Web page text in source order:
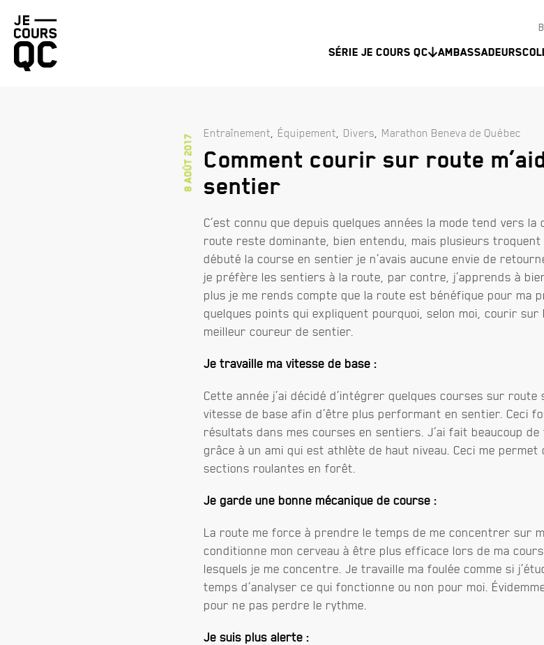
Retourner
la
Série Je Cours QC Ambassadeurs
8 août 2017
Entraînement Équipement Divers Marathon Beneva de Québec
Comment courir sur route
sentier
C’est connu que depuis quelques années la mode tend vers
route reste dominante, bien entendu, mais plusieurs troquent
débuté la course en sentier je n’avais aucune envie de
je préfère les sentiers à la route, par contre, j’apprends à
plus je me rends compte que la route est bénéfique pour ma
quelques points qui expliquent pourquoi, selon moi, courir sur
meilleur coureur de sentier.
Je travaille ma vitesse de base :
Cette année j’ai décidé d’intégrer quelques courses sur
vitesse de base afin d’être plus performant en sentier. Ceci
résultats dans mes courses en sentiers. J’ai fait beaucoup
grâce à un ami qui est athlète de haut niveau. Ceci me permet
sections roulantes en forêt.
Je garde une bonne mécanique de course :
La route me force à prendre le temps de me concentrer sur
conditionne mon cerveau à être plus efficace lors de ma
lesquels je me concentre. Je travaille ma foulée comme si
temps d’analyser ce qui fonctionne ou non pour moi.
pour ne pas perdre le rythme.
Je suis plus alerte :